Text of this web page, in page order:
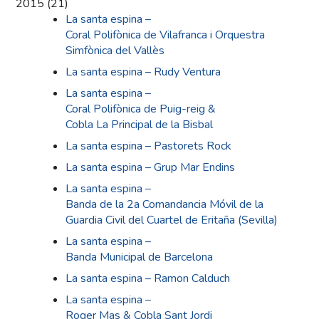
2015 (21)
La santa espina –
Coral Polifònica de Vilafranca i Orquestra
Simfònica del Vallès
La santa espina – Rudy Ventura
La santa espina –
Coral Polifònica de Puig-reig &
Cobla La Principal de la Bisbal
La santa espina – Pastorets Rock
La santa espina – Grup Mar Endins
La santa espina –
Banda de la 2a Comandancia Móvil de la
Guardia Civil del Cuartel de Eritaña (Sevilla)
La santa espina –
Banda Municipal de Barcelona
La santa espina – Ramon Calduch
La santa espina –
Roger Mas & Cobla Sant Jordi